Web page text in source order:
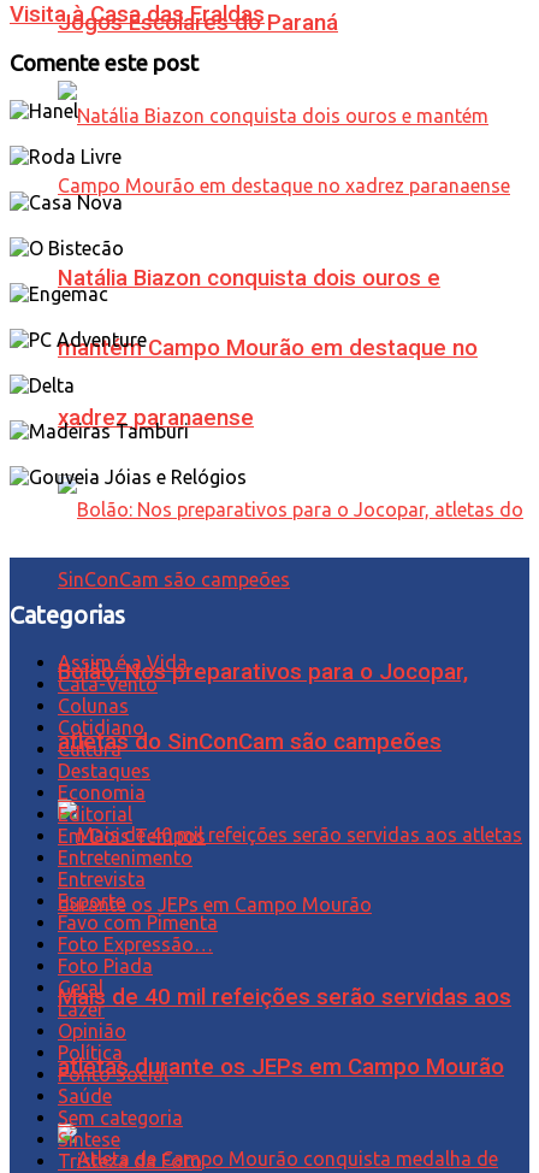
Jogos Escolares do Paraná
Natália Biazon conquista dois ouros e
mantém Campo Mourão em destaque no
xadrez paranaense
Bolão: Nos preparativos para o Jocopar,
atletas do SinConCam são campeões
Mais de 40 mil refeições serão servidas aos
atletas durante os JEPs em Campo Mourão
Visita à Casa das Fraldas
Comente este post
Categorias
Assim é a Vida
Cata-Vento
Colunas
Cotidiano
Cultura
Destaques
Economia
Editorial
Em Dois Tempos
Entretenimento
Entrevista
Esporte
Favo com Pimenta
Foto Expressão…
Foto Piada
Geral
Lazer
Opinião
Política
Ponto Social
Saúde
Sem categoria
Síntese
Tristeza da Foto